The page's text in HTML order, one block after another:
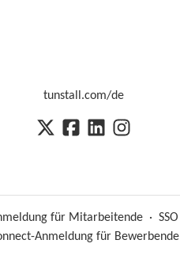
tunstall.com/de
für Mitarbeitende · SSO
Anmeldung für Bewerbende